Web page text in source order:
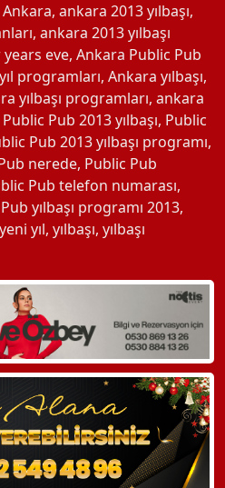
Ankara, ankara 2013 yılbaşı,
, ankara 2013 yılbaşı
eve, Ankara Public Pub
programları, Ankara yılbaşı,
yılbaşı programları, ankara
Public Pub 2013 yılbaşı, Public
Pub 2013 yılbaşı programı,
nerede, Public Pub
Pub telefon numarası,
yılbaşı programı 2013,
yeni yıl, yılbaşı, yılbaşı